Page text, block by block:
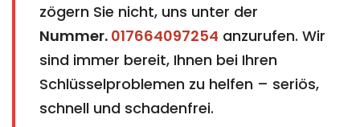
zögern Sie nicht, uns unter der
Nummer. 017664097254 anzurufen. Wir
sind immer bereit, Ihnen bei Ihren
Schlüsselproblemen zu helfen – seriös,
schnell und schadenfrei.